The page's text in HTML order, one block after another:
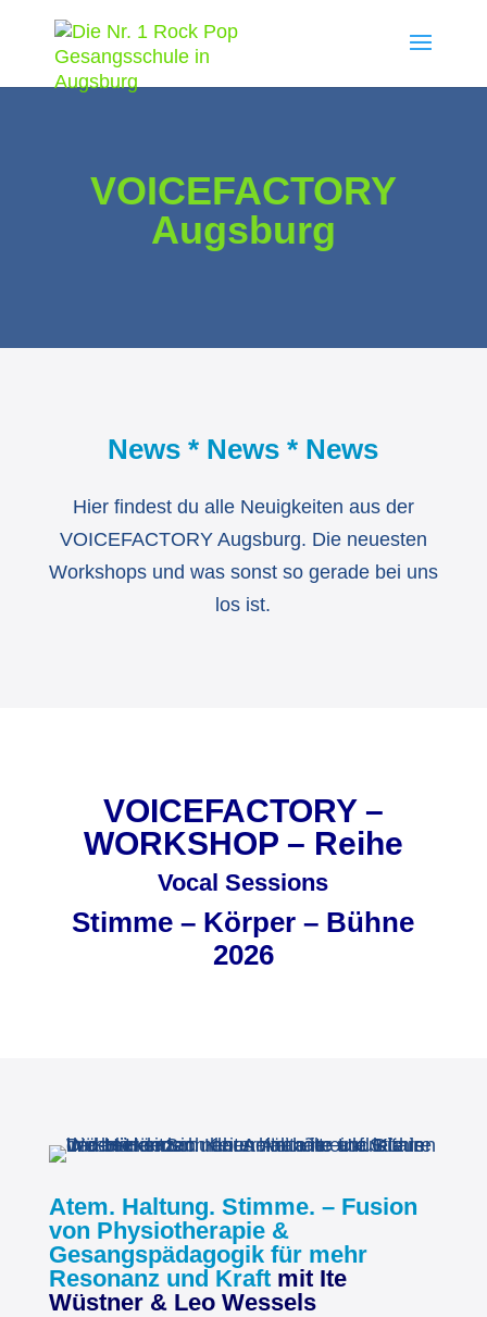
VOICEFACTORY
Augsburg
News * News * News
Hier findest du alle Neuigkeiten aus der
VOICEFACTORY Augsburg. Die neuesten
Workshops und was sonst so gerade bei uns
los ist.
VOICEFACTORY –
WORKSHOP – Reihe
Vocal Sessions
Stimme – Körper – Bühne
2026
Atem. Haltung. Stimme. – Fusion
von Physiotherapie &
Gesangspädagogik für mehr
Resonanz und Kraft mit Ite
Wüstner & Leo Wessels